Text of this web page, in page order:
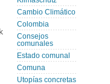
Cambio Climático
Colombia
Consejos
comunales
Estado comunal
Comuna
Utopías concretas